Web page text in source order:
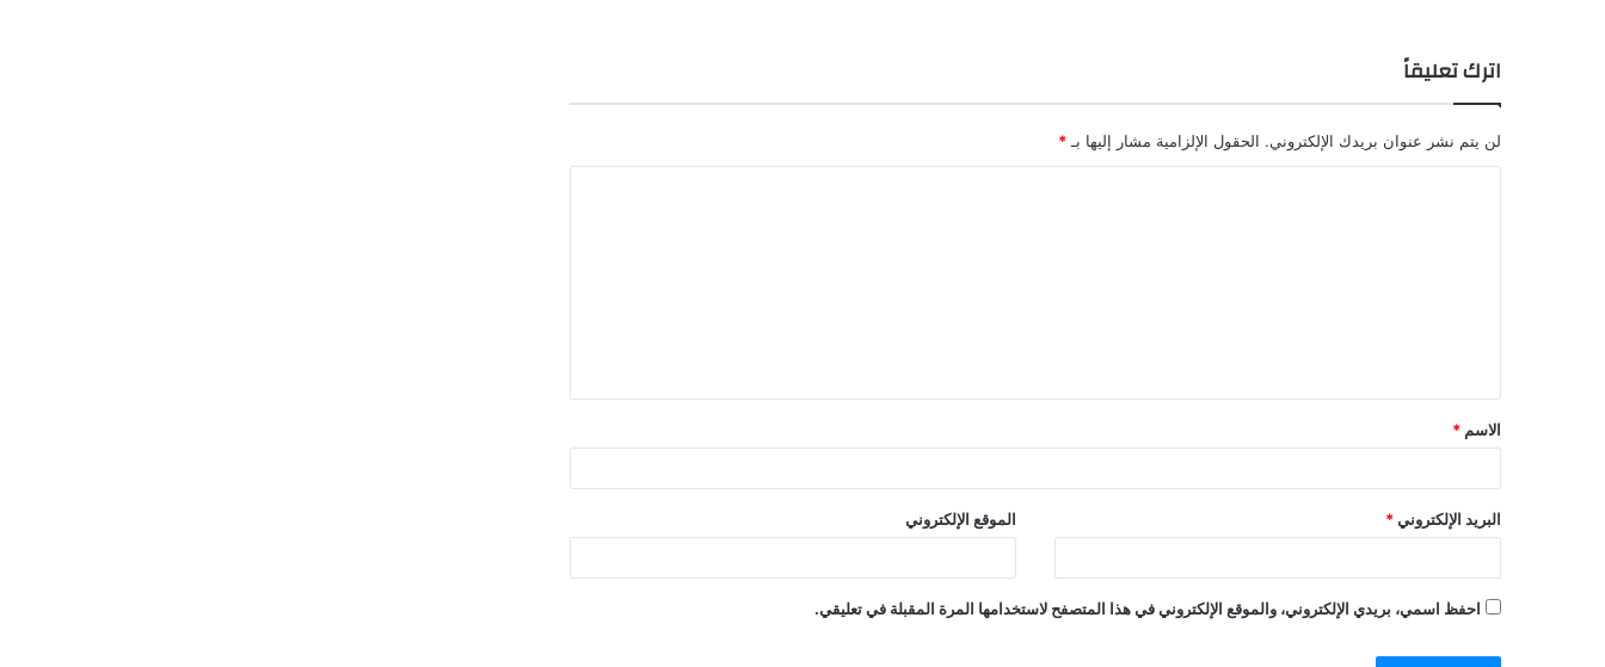
اترك تعليقاً
لن يتم نشر عنوان بريدك الإلكتروني. الحقول الإلزامية مشار إليها بـ *
الاسم *
البريد الإلكتروني * الموقع الإلكتروني
احفظ اسمي، بريدي الإلكتروني، والموقع الإلكتروني في هذا المتصفح لاستخدامها المرة المقبلة في تعليقي.